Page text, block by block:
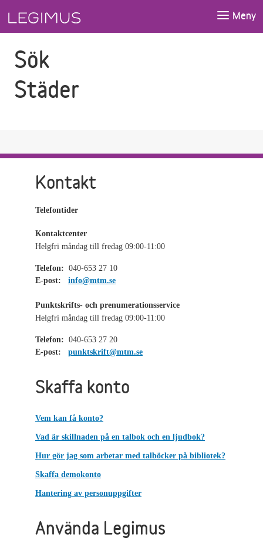
Meny
Sök
Städer
Kontakt
Telefontider
Kontaktcenter
Helgfri måndag till fredag 09:00-11:00
Telefon: 040-653 27 10
E-post:
info@mtm.se
Punktskrifts- och prenumerationsservice
Helgfri måndag till fredag 09:00-11:00
Telefon: 040-653 27 20
E-post:
punktskrift@mtm.se
Skaffa konto
Vem kan få konto?
Vad är skillnaden på en talbok och en ljudbok?
Hur gör jag som arbetar med talböcker på bibliotek?
Skaffa demokonto
Hantering av personuppgifter
Använda Legimus